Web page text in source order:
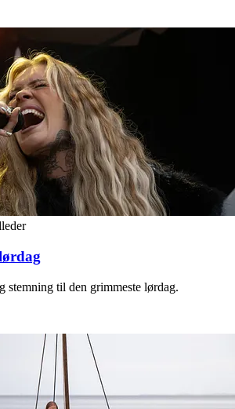
stemning til den grimmeste lørdag.